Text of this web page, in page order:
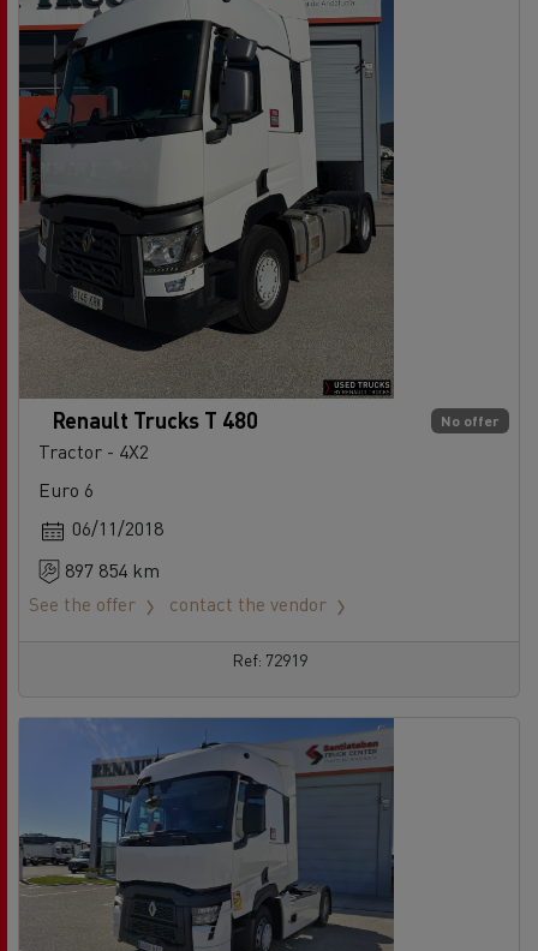
No offer
Renault Trucks T 480
Tractor - 4X2
Euro 6
06/11/2018
897 854 km
See the offer
contact the vendor
Ref: 72919